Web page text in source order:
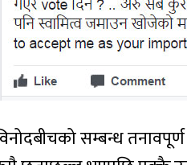
सम्बन्ध